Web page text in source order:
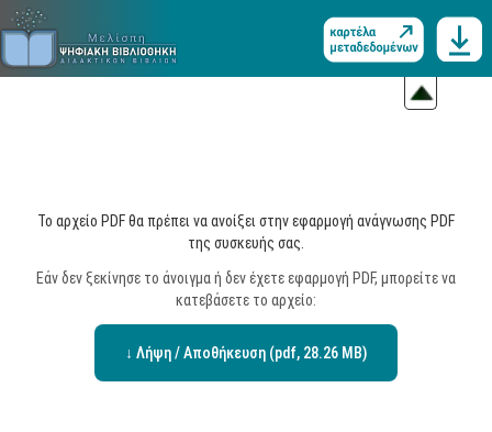
Το αρχείο PDF θα πρέπει να ανοίξει στην εφαρμογή ανάγνωσης PDF
της συσκευής σας.
Εάν δεν ξεκίνησε το άνοιγμα ή δεν έχετε εφαρμογή PDF, μπορείτε να
κατεβάσετε το αρχείο:
↓ Λήψη / Αποθήκευση (pdf, 28.26 MB)